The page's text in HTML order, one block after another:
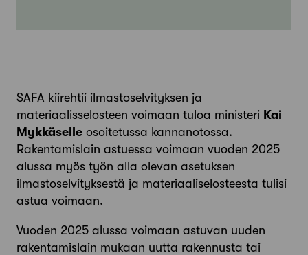
SAFA kiirehtii ilmastoselvityksen ja
materiaalisselosteen voimaan tuloa ministeri Kai
Mykkäselle osoitetussa kannanotossa.
Rakentamislain astuessa voimaan vuoden 2025
alussa myös työn alla olevan asetuksen
ilmastoselvityksestä ja materiaaliselosteesta tulisi
astua voimaan.
Vuoden 2025 alussa voimaan astuvan uuden
rakentamislain mukaan uutta rakennusta tai